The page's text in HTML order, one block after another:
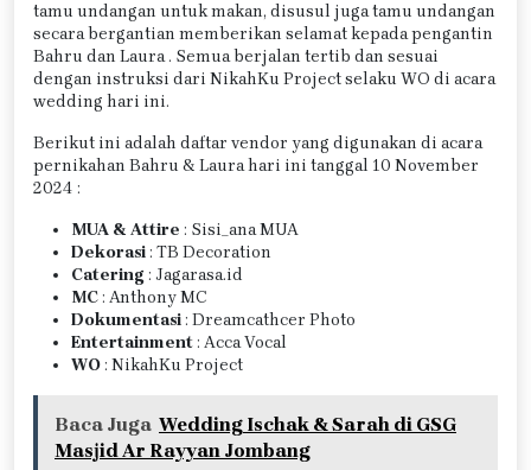
tamu undangan untuk makan, disusul juga tamu undangan
secara bergantian memberikan selamat kepada pengantin
Bahru dan Laura . Semua berjalan tertib dan sesuai
dengan instruksi dari NikahKu Project selaku WO di acara
wedding hari ini.
Berikut ini adalah daftar vendor yang digunakan di acara
pernikahan Bahru & Laura hari ini tanggal 10 November
2024 :
MUA & Attire : Sisi_ana MUA
Dekorasi: TB Decoration
Catering: Jagarasa.id
MC: Anthony MC
Dokumentasi: Dreamcathcer Photo
Entertainment: Acca Vocal
WO: NikahKu Project
Baca Juga Wedding Ischak & Sarah di GSG
Masjid Ar Rayyan Jombang